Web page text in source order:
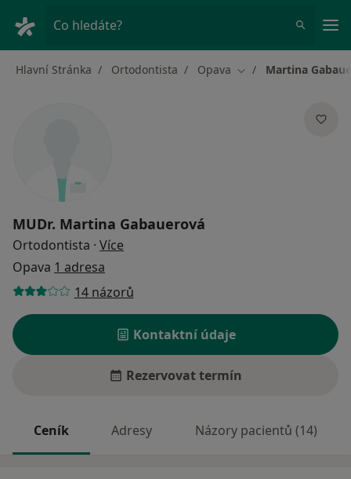
Co hledáte?
Hlavní Stránka Ortodontista Opava Změna města
Martina
MUDr. Martina Gabauerová
Ortodontista · Více
Opava 1 adresa
14 názorů
Kontaktní údaje
Rezervovat termín
Ceník Adresy Názory pacientů (14)